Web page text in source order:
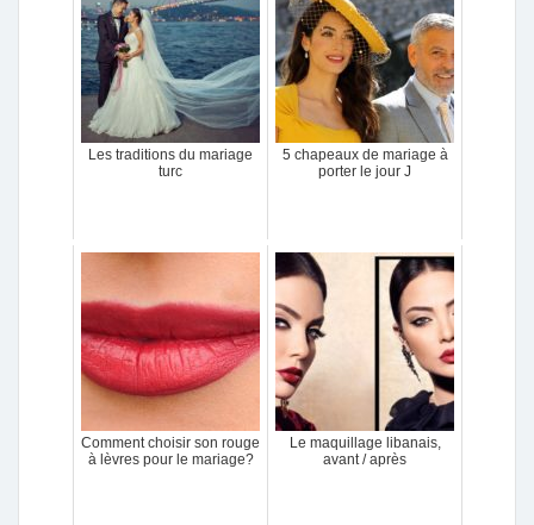
Les traditions du mariage
turc
5 chapeaux de mariage à
porter le jour J
Comment choisir son rouge
à lèvres pour le mariage?
Le maquillage libanais,
avant / après